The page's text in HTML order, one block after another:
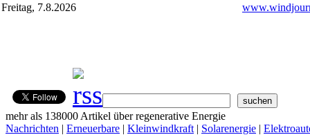
Freitag, 7.8.2026
mehr als 138000 Artikel über regenerative Energie
Nachrichten | Erneuerbare | Kleinwindkraft | Solarenergie |